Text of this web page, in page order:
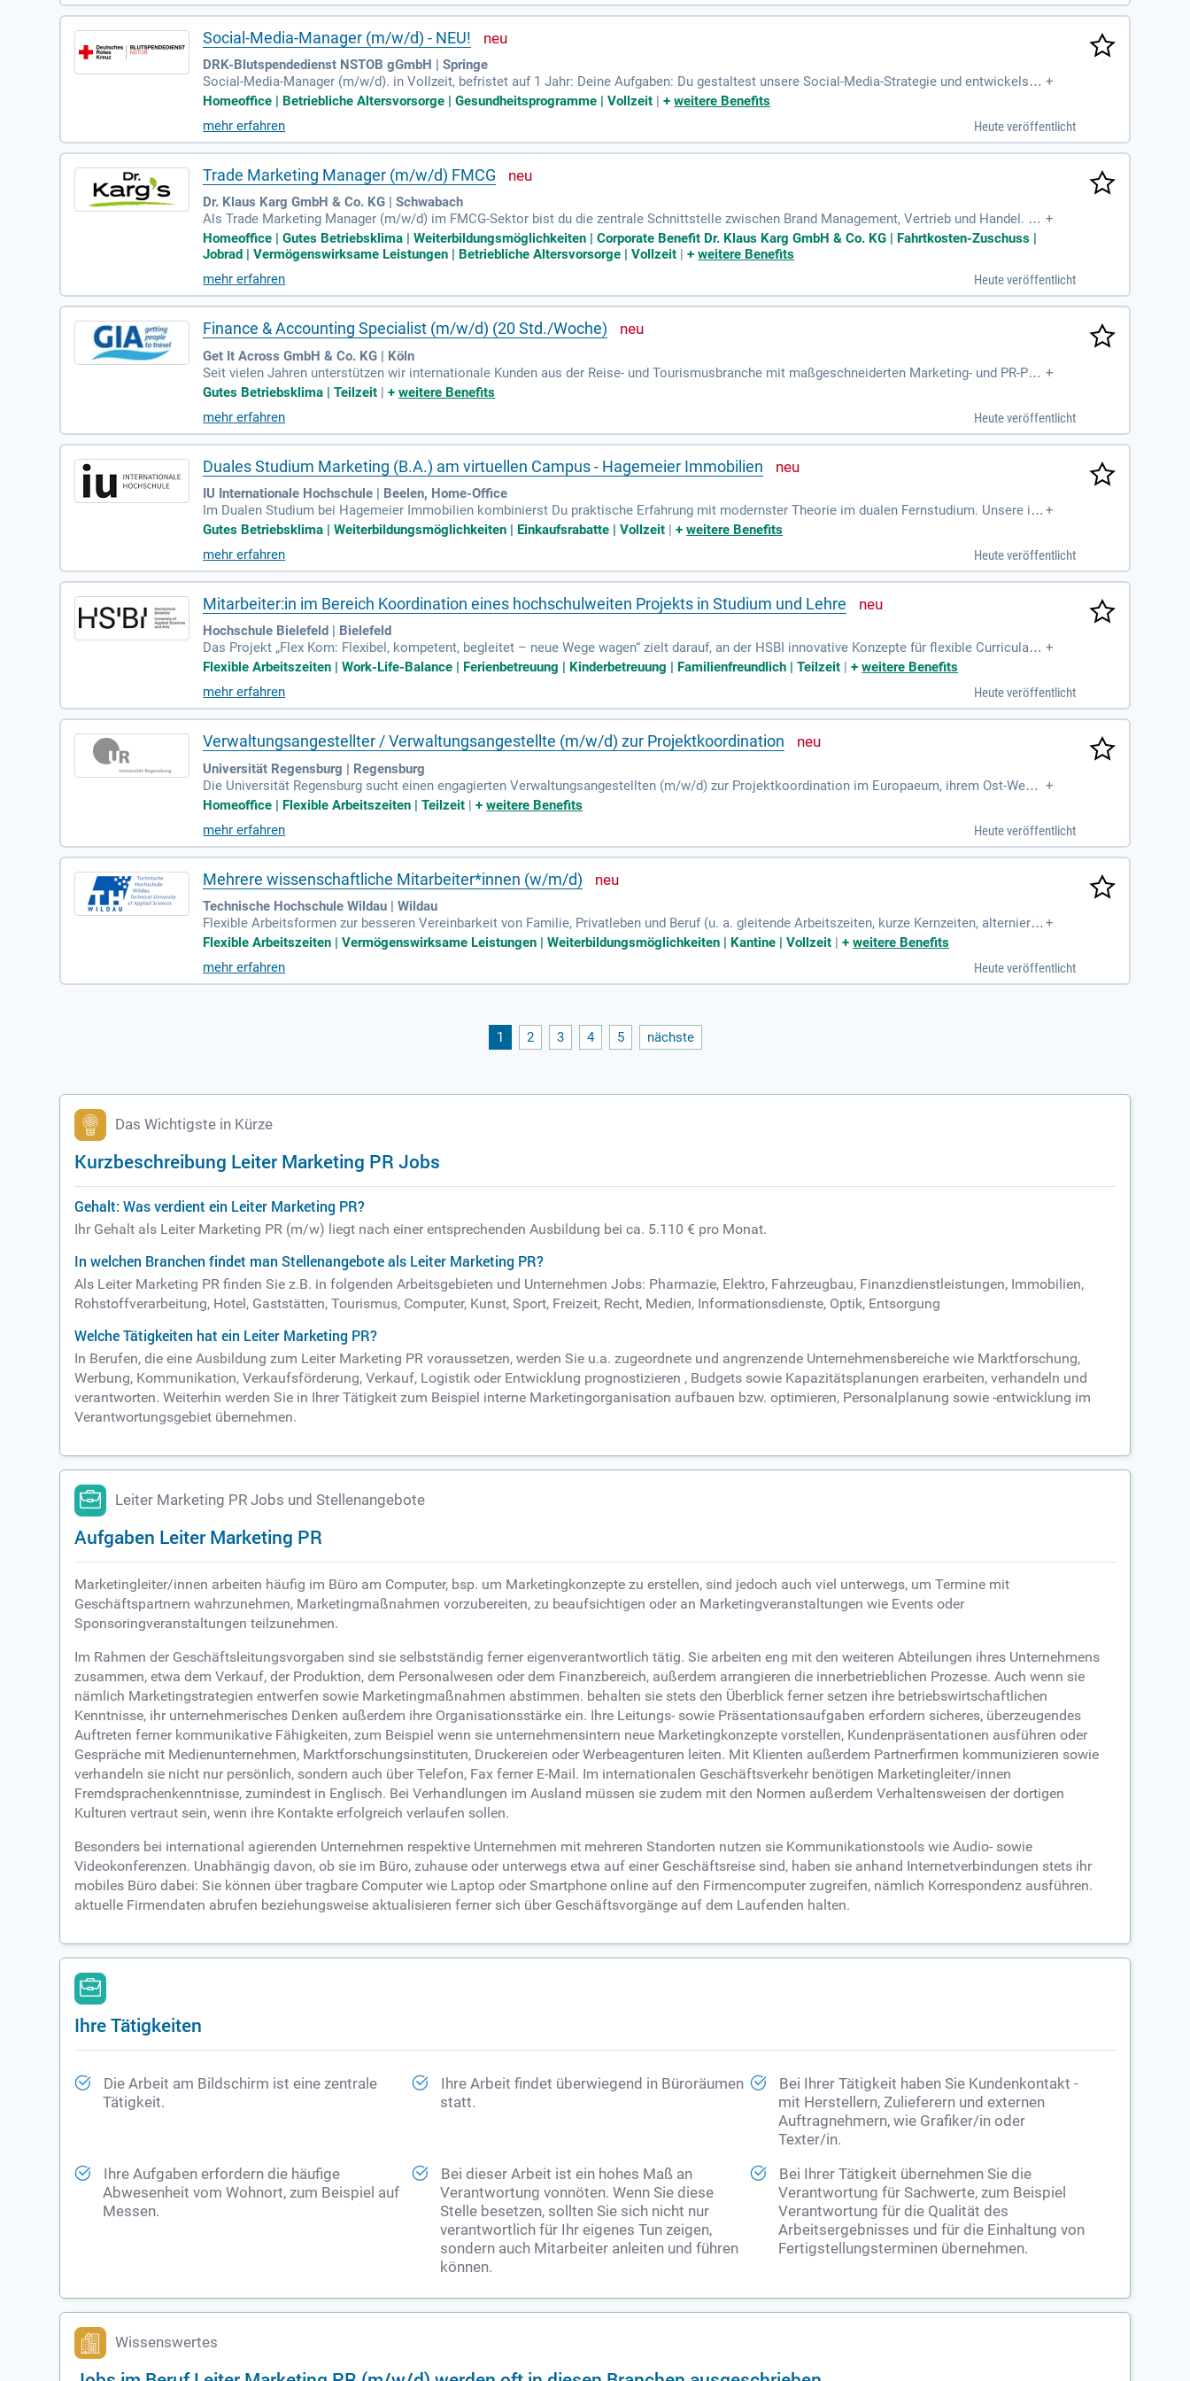
Social-Media-Manager (m/w/d) - NEU!
DRK-Blutspendedienst NSTOB gGmbH | Springe
Social-Media-Manager (m/w/d). in Vollzeit, befristet auf 1 Jahr: Deine Aufgaben: Du gestaltest unsere Social-Media-Strategie und entwickelst d
iese aktiv weiter.
+
Homeoffice | Betriebliche Altersvorsorge | Gesundheitsprogramme | Vollzeit |+weitere Benefits
mehr erfahren
Heute veröffentlicht
Trade Marketing Manager (m/w/d) FMCG
Dr. Klaus Karg GmbH & Co. KG | Schwabach
Als Trade Marketing Manager (m/w/d) im FMCG-Sektor bist du die zentrale Schnittstelle zwischen Brand Management, Vertrieb und Handel. De
ine Hauptaufgabe besteht darin, effektive Marketingstrategien für den Point of Sale zu entwickeln und umzusetzen. Du planst Verkaufsförderun
gsmaßnahmen und kontrollierst deren Erfolg, um den Absatz unserer Produkte zu maximieren. Zudem arbeitest du eng mit dem Brand Manage
stumschancen und Optimierungspotenziale. Deine Kreativität kommt auch bei der Erstellung von Verkaufsunterlagen und Handelspräsentation
en zum Tragen.
+
Homeoffice | Gutes Betriebsklima | Weiterbildungsmöglichkeiten | Corporate Benefit Dr. Klaus Karg GmbH & Co. KG | Fahrtkosten-Zuschuss |
Jobrad | Vermögenswirksame Leistungen | Betriebliche Altersvorsorge | Vollzeit |+weitere Benefits
mehr erfahren
Heute veröffentlicht
Finance & Accounting Specialist (m/w/d) (20 Std./Woche)
Get It Across GmbH & Co. KG | Köln
Seit vielen Jahren unterstützen wir internationale Kunden aus der Reise- und Tourismusbranche mit maßgeschneiderten Marketing- und PR-Pro
grammen. Unser Team arbeitet professionell, engagiert und mit viel Leidenschaft für unsere Kunden.
+
Gutes Betriebsklima | Teilzeit |+weitere Benefits
mehr erfahren
Heute veröffentlicht
Duales Studium Marketing (B.A.) am virtuellen Campus - Hagemeier Immobilien
IU Internationale Hochschule | Beelen, Home-Office
Im Dualen Studium bei Hagemeier Immobilien kombinierst Du praktische Erfahrung mit modernster Theorie im dualen Fernstudium. Unsere inn
ovative Unternehmensphilosophie setzt auf Leidenschaft und Kreativität, um optimale Lösungen zu entwickeln. Bei uns erwartet Dich eine dyna
mische Kultur mit flachen Hierarchien und einem starken Teamgeist, der vom ersten Tag an spürbar ist. Starte am 1. Oktober 2026 bei Hageme
ier Immobilien und werde Teil unseres erfolgreichen Teams. Das Beste daran? Studiengebühren fallen für Dich keine an – die übernehmen wir.
Nutze diese Chance für Deine Karriere im Immobiliensektor!
+
Gutes Betriebsklima | Weiterbildungsmöglichkeiten | Einkaufsrabatte | Vollzeit |+weitere Benefits
mehr erfahren
Heute veröffentlicht
Mitarbeiter:in im Bereich Koordination eines hochschulweiten Projekts in Studium und Lehre
Hochschule Bielefeld | Bielefeld
Das Projekt „Flex Kom: Flexibel, kompetent, begleitet – neue Wege wagen“ zielt darauf, an der HSBI innovative Konzepte für flexible Curricula u
nd studentische Lernbegleitung zu entwickeln, zu erproben, zu evaluieren sowie nachhaltig zu verankern.
+
Flexible Arbeitszeiten | Work-Life-Balance | Ferienbetreuung | Kinderbetreuung | Familienfreundlich | Teilzeit |+weitere Benefits
mehr erfahren
Heute veröffentlicht
Verwaltungsangestellter / Verwaltungsangestellte (m/w/d) zur Projektkoordination
Universität Regensburg | Regensburg
Die Universität Regensburg sucht einen engagierten Verwaltungsangestellten (m/w/d) zur Projektkoordination im Europaeum, ihrem Ost-West-
Zentrum. Diese Vollzeitstelle bietet spannende Aufgaben, darunter die strategische Weiterentwicklung internationaler Kooperationen und die U
eale Kandidaten haben Interesse an Europa- und Osteuropathemen sowie exzellente Deutsch- und Englischkenntnisse. Die Position fördert die
persönliche Entwicklung und ermöglicht Homeoffice sowie Gleitzeit. Bewerben Sie sich jetzt und gestalten Sie die Zukunft interdisziplinärer Wi
+
Homeoffice | Flexible Arbeitszeiten | Teilzeit |+weitere Benefits
mehr erfahren
Heute veröffentlicht
Mehrere wissenschaftliche Mitarbeiter*innen (w/m/d)
Technische Hochschule Wildau | Wildau
Flexible Arbeitsformen zur besseren Vereinbarkeit von Familie, Privatleben und Beruf (u. a. gleitende Arbeitszeiten, kurze Kernzeiten, alternieren
de Telearbeit und mobiles Arbeiten, Arbeiten im Eltern-Kind-Büro) sinnstiftende, interessante und abwechslungsreiche
+
Flexible Arbeitszeiten | Vermögenswirksame Leistungen | Weiterbildungsmöglichkeiten | Kantine | Vollzeit |+weitere Benefits
mehr erfahren
Heute veröffentlicht
1 2 3 4 5 nächste
Das Wichtigste in Kürze
Kurzbeschreibung Leiter Marketing PR Jobs
Gehalt: Was verdient ein Leiter Marketing PR?
Ihr Gehalt als Leiter Marketing PR (m/w) liegt nach einer entsprechenden Ausbildung bei ca. 5.110 € pro Monat.
In welchen Branchen findet man Stellenangebote als Leiter Marketing PR?
Als Leiter Marketing PR finden Sie z.B. in folgenden Arbeitsgebieten und Unternehmen Jobs: Pharmazie, Elektro, Fahrzeugbau, Finanzdienstleistungen, Immobilien,
Rohstoffverarbeitung, Hotel, Gaststätten, Tourismus, Computer, Kunst, Sport, Freizeit, Recht, Medien, Informationsdienste, Optik, Entsorgung
Welche Tätigkeiten hat ein Leiter Marketing PR?
In Berufen, die eine Ausbildung zum Leiter Marketing PR voraussetzen, werden Sie u.a. zugeordnete und angrenzende Unternehmensbereiche wie Marktforschung,
Werbung, Kommunikation, Verkaufsförderung, Verkauf, Logistik oder Entwicklung prognostizieren , Budgets sowie Kapazitätsplanungen erarbeiten, verhandeln und
verantworten. Weiterhin werden Sie in Ihrer Tätigkeit zum Beispiel interne Marketingorganisation aufbauen bzw. optimieren, Personalplanung sowie -entwicklung im
Verantwortungsgebiet übernehmen.
Leiter Marketing PR Jobs und Stellenangebote
Aufgaben Leiter Marketing PR
Marketingleiter/innen arbeiten häufig im Büro am Computer, bsp. um Marketingkonzepte zu erstellen, sind jedoch auch viel unterwegs, um Termine mit
Geschäftspartnern wahrzunehmen, Marketingmaßnahmen vorzubereiten, zu beaufsichtigen oder an Marketingveranstaltungen wie Events oder
Sponsoringveranstaltungen teilzunehmen.
Im Rahmen der Geschäftsleitungsvorgaben sind sie selbstständig ferner eigenverantwortlich tätig. Sie arbeiten eng mit den weiteren Abteilungen ihres Unternehmens
zusammen, etwa dem Verkauf, der Produktion, dem Personalwesen oder dem Finanzbereich, außerdem arrangieren die innerbetrieblichen Prozesse. Auch wenn sie
nämlich Marketingstrategien entwerfen sowie Marketingmaßnahmen abstimmen. behalten sie stets den Überblick ferner setzen ihre betriebswirtschaftlichen
Kenntnisse, ihr unternehmerisches Denken außerdem ihre Organisationsstärke ein. Ihre Leitungs- sowie Präsentationsaufgaben erfordern sicheres, überzeugendes
Auftreten ferner kommunikative Fähigkeiten, zum Beispiel wenn sie unternehmensintern neue Marketingkonzepte vorstellen, Kundenpräsentationen ausführen oder
Gespräche mit Medienunternehmen, Marktforschungsinstituten, Druckereien oder Werbeagenturen leiten. Mit Klienten außerdem Partnerfirmen kommunizieren sowie
verhandeln sie nicht nur persönlich, sondern auch über Telefon, Fax ferner E-Mail. Im internationalen Geschäftsverkehr benötigen Marketingleiter/innen
Fremdsprachenkenntnisse, zumindest in Englisch. Bei Verhandlungen im Ausland müssen sie zudem mit den Normen außerdem Verhaltensweisen der dortigen
Kulturen vertraut sein, wenn ihre Kontakte erfolgreich verlaufen sollen.
Besonders bei international agierenden Unternehmen respektive Unternehmen mit mehreren Standorten nutzen sie Kommunikationstools wie Audio- sowie
Videokonferenzen. Unabhängig davon, ob sie im Büro, zuhause oder unterwegs etwa auf einer Geschäftsreise sind, haben sie anhand Internetverbindungen stets ihr
mobiles Büro dabei: Sie können über tragbare Computer wie Laptop oder Smartphone online auf den Firmencomputer zugreifen, nämlich Korrespondenz ausführen.
aktuelle Firmendaten abrufen beziehungsweise aktualisieren ferner sich über Geschäftsvorgänge auf dem Laufenden halten.
Ihre Tätigkeiten
Die Arbeit am Bildschirm ist eine zentrale
Tätigkeit.
Ihre Arbeit findet überwiegend in Büroräumen
statt.
Bei Ihrer Tätigkeit haben Sie Kundenkontakt -
mit Herstellern, Zulieferern und externen
Auftragnehmern, wie Grafiker/in oder
Texter/in.
Ihre Aufgaben erfordern die häufige
Abwesenheit vom Wohnort, zum Beispiel auf
Messen.
Bei dieser Arbeit ist ein hohes Maß an
Verantwortung vonnöten. Wenn Sie diese
Stelle besetzen, sollten Sie sich nicht nur
verantwortlich für Ihr eigenes Tun zeigen,
sondern auch Mitarbeiter anleiten und führen
können.
Bei Ihrer Tätigkeit übernehmen Sie die
Verantwortung für Sachwerte, zum Beispiel
Verantwortung für die Qualität des
Arbeitsergebnisses und für die Einhaltung von
Fertigstellungsterminen übernehmen.
Wissenswertes